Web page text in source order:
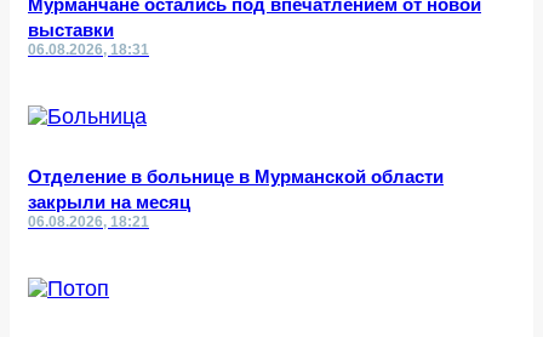
Мурманчане остались под впечатлением от новой
выставки
06.08.2026, 18:31
Отделение в больнице в Мурманской области
закрыли на месяц
06.08.2026, 18:21